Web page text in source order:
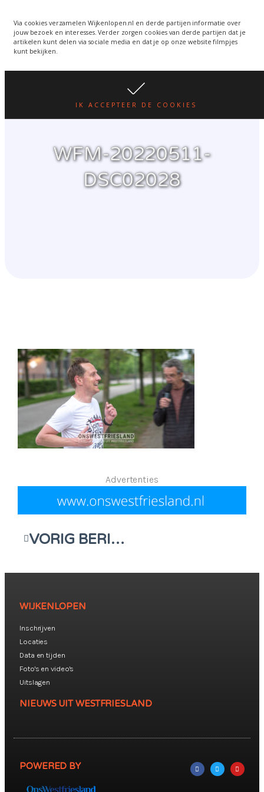
Via cookies verzamelen Wijkenlopen.nl en derde partijen informatie over
jouw bezoek en interesses. Verder zorgen cookies van derde partijen dat je
artikelen kunt delen via sociale media en dat je op onze website filmpjes
kunt bekijken.
IK ACCEPTEER DE COOKIES
wordt een week verplaatst
i.v.m. warmte. lees hier
WIJKENLOPEN.NL
WFM-20220511-
DSC02028
Advertenties
VORIG BERICHT
WIJKENLOPEN
Inschrijven
Locaties
Data en tijden
Foto's en video's
Uitslagen
NIEUWS UIT WESTFRIESLAND
POWERED BY